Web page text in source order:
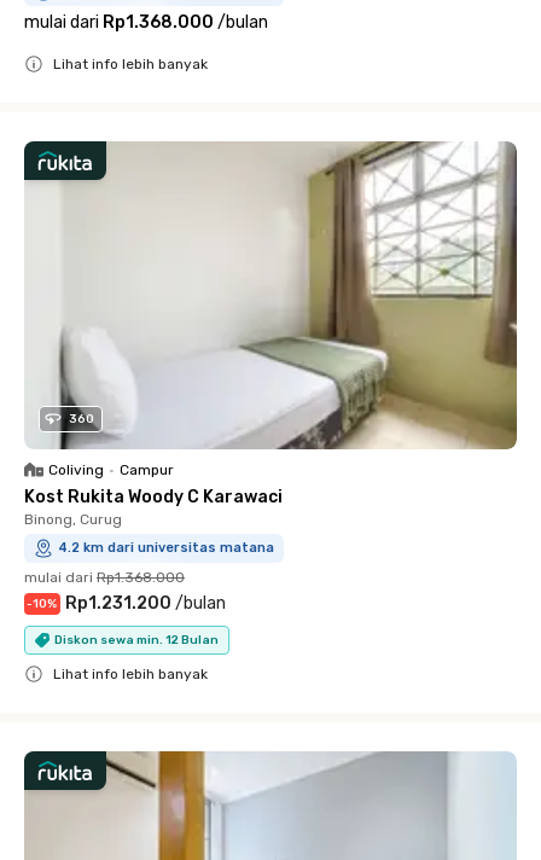
mulai dari Rp1.368.000 /bulan
Lihat info lebih banyak
360
Coliving • Campur
Kost Rukita Woody C Karawaci
Binong, Curug
4.2 km dari universitas matana
mulai dari Rp1.368.000
-10% Rp1.231.200 /bulan
Diskon sewa min. 12 Bulan
Lihat info lebih banyak